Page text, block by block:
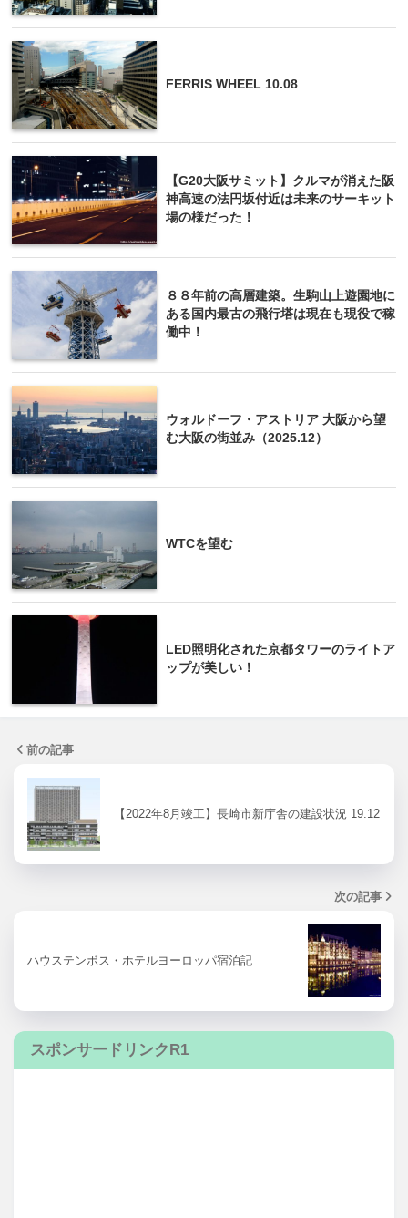
FERRIS WHEEL 10.08
【G20大阪サミット】クルマが消えた阪
神高速の法円坂付近は未来のサーキット
場の様だった！
８８年前の高層建築。生駒山上遊園地に
ある国内最古の飛行塔は現在も現役で稼
働中！
ウォルドーフ・アストリア 大阪から望
む大阪の街並み（2025.12）
WTCを望む
LED照明化された京都タワーのライトア
ップが美しい！
前の記事
【2022年8月竣工】長崎市新庁舎の建設状況 19.12
次の記事
ハウステンボス・ホテルヨーロッパ宿泊記
スポンサードリンクR1